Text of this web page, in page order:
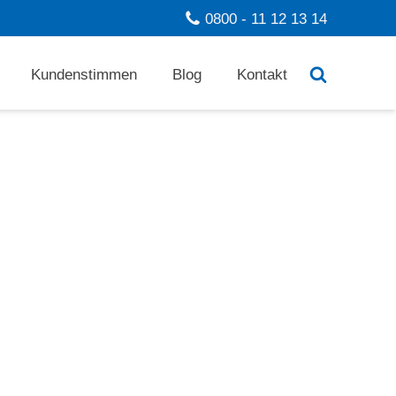
0800 - 11 12 13 14
Kundenstimmen Blog Kontakt